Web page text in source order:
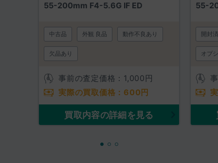
55-200mm F4-5.6G IF ED
中古品 外観 良品 動作不良あり
欠品あり
事前の査定価格： 1,000 円
実際の買取価格： 600 円
買取内容の詳細を見る
55-
開封済
オプ